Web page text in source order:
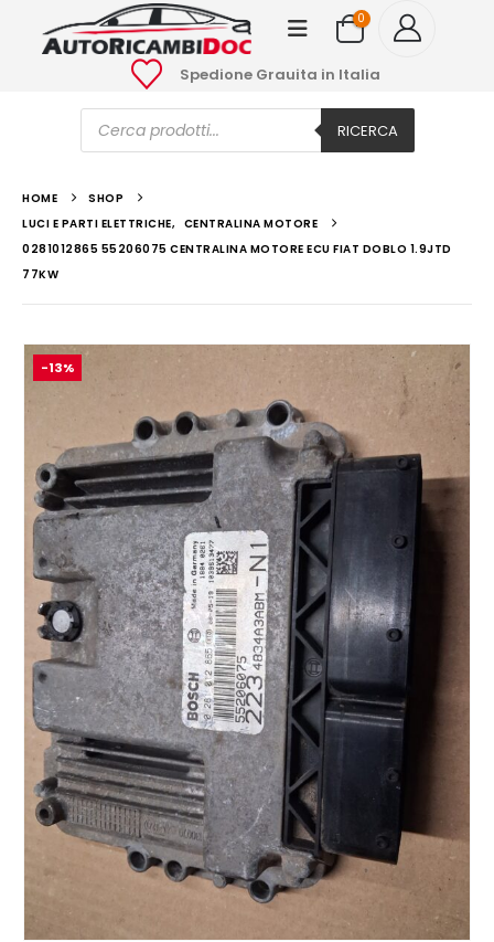
0
Spedione Grauita in Italia
Ricerca
prodotti RICERCA
HOME
SHOP
LUCI E PARTI ELETTRICHE, CENTRALINA MOTORE
0281012865 55206075 CENTRALINA MOTORE ECU FIAT DOBLO 1.9JTD
77KW
-13%